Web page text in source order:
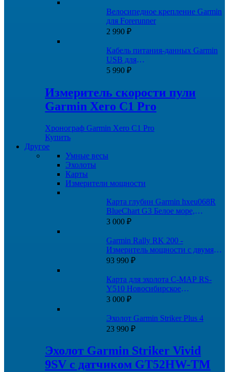
составляла
3
2
Велосипедное крепление Garmin
для Forerunner
2 990 ₽
Кабель питания-данных Garmin
USB для
Fenix/Quatix/Tactix/Forerunner/Venu
5 990 ₽
Измеритель скорости пули
Garmin Xero C1 Pro
Хронограф Garmin Xero C1 Pro
Купить
Другое
Умные весы
Эхолоты
Карты
Измерители мощности
Карта глубин Garmin hxeu068R
BlueChart G3 Белое море,
Баренцево море
3 000 ₽
Garmin Rally RK 200 -
Измеритель мощности с двумя
датчиками
93 990 ₽
Карта для эхолота C-MAP RS-
Y510 Новосибирское
водохранилище и Новосибирск-
3 000 ₽
Эхолот Garmin Striker Plus 4
23 990 ₽
Эхолот Garmin Striker Vivid
9SV с датчиком GT52HW-TM